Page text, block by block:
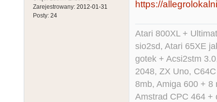
Zarejestrowany: 2012-01-31
Posty: 24
https://
Atari 800XL +
sio2sd, Atari 65XE
gotek + Acsi2stm
2048, ZX Uno,
8mb, Amiga 600 + 8
Amstrad CPC 464 +